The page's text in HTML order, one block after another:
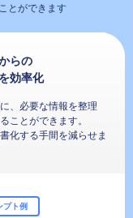
とができます
らの
効率化
、必要な情報を整理
ことができます。
化する手間を減らせま
プト例